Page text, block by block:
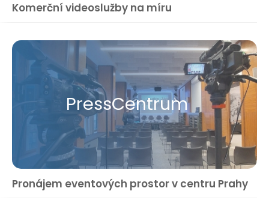
Komerční videoslužby na míru
Press​Centrum
Pronájem eventových prostor v centru Prahy